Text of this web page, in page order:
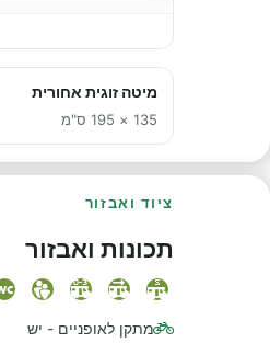
מיטה זוגית אחורית
135 × 195 ס"מ
ציוד ואבזור
תכונות ואבזור
מתקן לאופניים - יש